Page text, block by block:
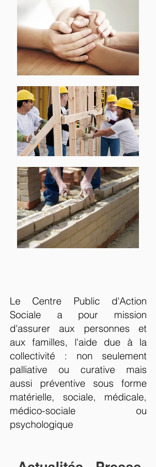
Le Centre Public d'Action
Sociale a pour mission
d'assurer aux personnes et
aux familles, l'aide due à la
collectivité : non seulement
palliative ou curative mais
aussi préventive sous forme
matérielle, sociale, médicale,
médico-sociale ou
psychologique